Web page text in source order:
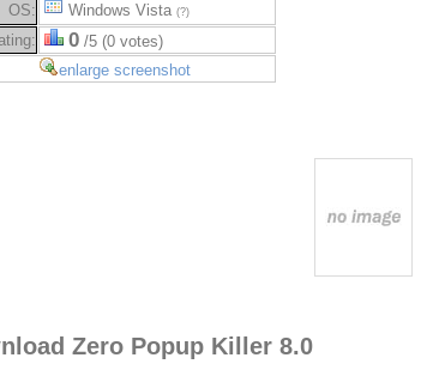
OS:
Windows Vista (?)
0/5 (0 votes)
enlarge screenshot
Zero Popup Killer 8.0